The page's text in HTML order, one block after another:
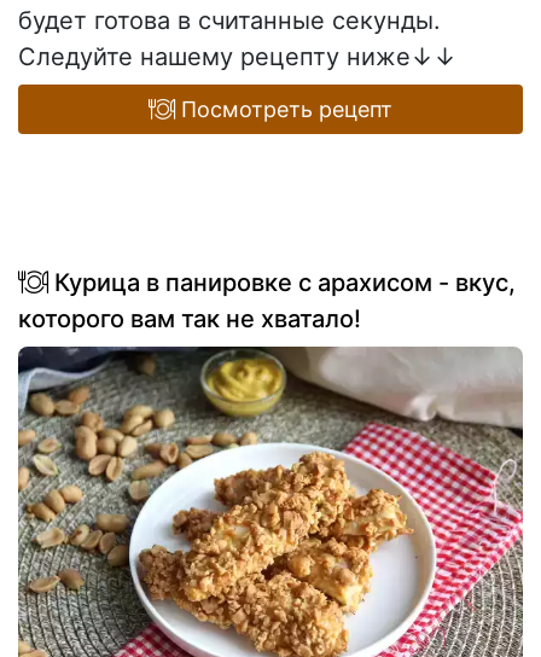
будет готова в считанные секунды.
Следуйте нашему рецепту ниже↓↓
Посмотреть рецепт
Курица в панировке с арахисом - вкус,
которого вам так не хватало!